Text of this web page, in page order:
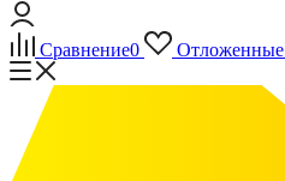
Сравнение0 Отложенные